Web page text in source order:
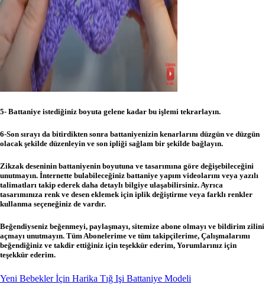
5- Battaniye istediğiniz boyuta gelene kadar bu işlemi tekrarlayın.
6-Son sırayı da bitirdikten sonra battaniyenizin kenarlarını düzgün ve düzgün
olacak şekilde düzenleyin ve son ipliği sağlam bir şekilde bağlayın.
Zikzak deseninin battaniyenin boyutuna ve tasarımına göre değişebileceğini
unutmayın. İnternette bulabileceğiniz battaniye yapım videolarını veya yazılı
talimatları takip ederek daha detaylı bilgiye ulaşabilirsiniz.Ayrıca
tasarımınıza renk ve desen eklemek için iplik değiştirme veya farklı renkler
kullanma seçeneğiniz de vardır.
Beğendiyseniz beğenmeyi, paylaşmayı, sitemize abone olmayı ve bildirim zilini
açmayı unutmayın. Tüm Abonelerime ve tüm takipçilerime, Çalışmalarımı
beğendiğiniz ve takdir ettiğiniz için teşekkür ederim, Yorumlarınız için
teşekkür ederim.
Yeni Bebekler İçin Harika Tığ Işi Battaniye Modeli